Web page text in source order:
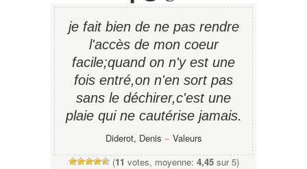
je fait bien de ne pas rendre
l'accès de mon coeur
facile;quand on n'y est une
fois entré,on n'en sort pas
sans le déchirer,c'est une
plaie qui ne cautérise jamais.
Diderot, Denis − Valeurs
(11 votes, moyenne: 4,45sur 5)